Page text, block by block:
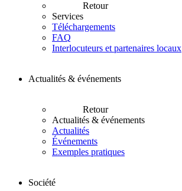
Retour
Services
Téléchargements
FAQ
Interlocuteurs et partenaires locaux
Actualités & événements
Retour
Actualités & événements
Actualités
Événements
Exemples pratiques
Société